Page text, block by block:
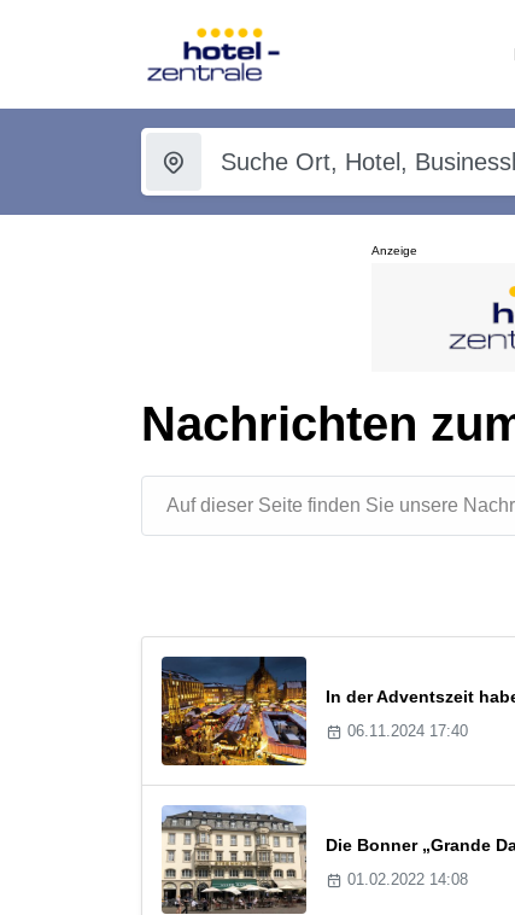
Anzeige
Nachrichten
Auf dieser Seite finden Sie unsere
In der Adventszeit
06.11.2024 17:40
Die Bonner „Grande
01.02.2022 14:08